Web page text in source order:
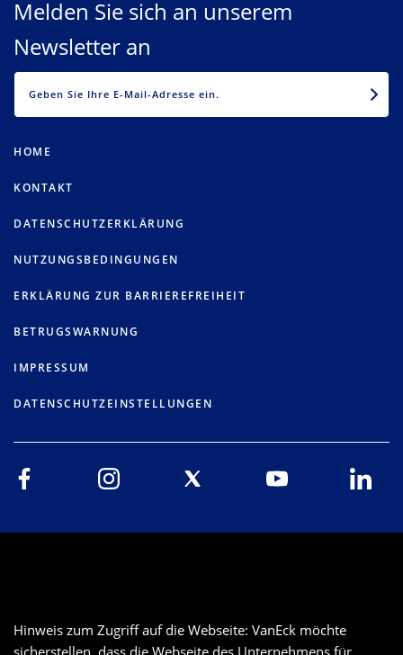
Melden Sie sich an unserem
Newsletter an
HOME
KONTAKT
DATENSCHUTZERKLÄRUNG
NUTZUNGSBEDINGUNGEN
ERKLÄRUNG ZUR BARRIEREFREIHEIT
BETRUGSWARNUNG
IMPRESSUM
DATENSCHUTZEINSTELLUNGEN
Hinweis zum Zugriff auf die Webseite: VanEck möchte